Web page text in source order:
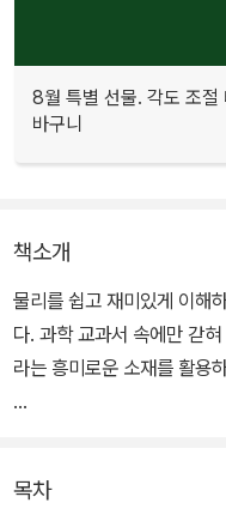
8월 특별 선물. 각도 조절
바구니
책소개
물리를 쉽고 재미있게 이해
다. 과학 교과서 속에만 갇
라는 흥미로운 소재를 활용
많은 생활의 예를 다루고 있
목차